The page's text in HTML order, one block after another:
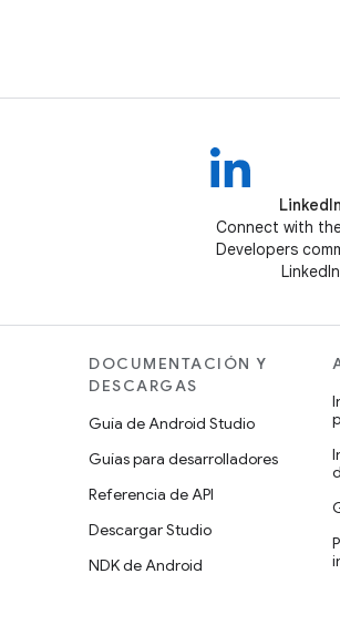
LinkedIn
Connect with
Developers
LinkedIn
DOCUMENTACIÓN Y
DESCARGAS
Guía de Android Studio
Guías para desarrolladores
Referencia de API
Descargar Studio
NDK de Android